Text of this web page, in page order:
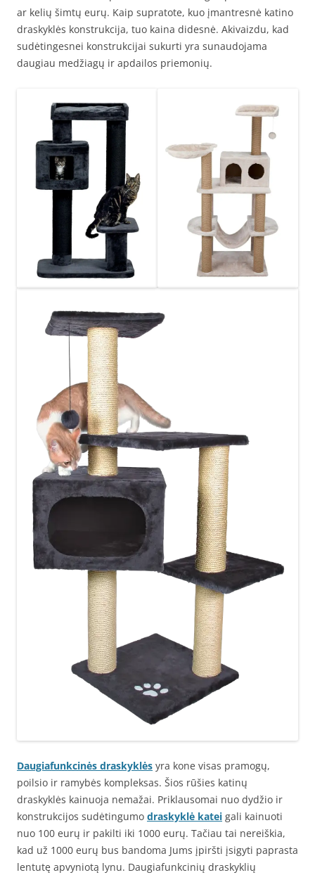
ar kelių šimtų eurų. Kaip supratote, kuo įmantresnė katino
draskyklės konstrukcija, tuo kaina didesnė. Akivaizdu, kad
sudėtingesnei konstrukcijai sukurti yra sunaudojama
daugiau medžiagų ir apdailos priemonių.
Daugiafunkcinės draskyklės yra kone visas pramogų,
poilsio ir ramybės kompleksas. Šios rūšies katinų
draskyklės kainuoja nemažai. Priklausomai nuo dydžio ir
konstrukcijos sudėtingumo draskyklė katei gali kainuoti
nuo 100 eurų ir pakilti iki 1000 eurų. Tačiau tai nereiškia,
kad už 1000 eurų bus bandoma Jums įpiršti įsigyti paprasta
lentutę apvyniotą lynu. Daugiafunkcinių draskyklių